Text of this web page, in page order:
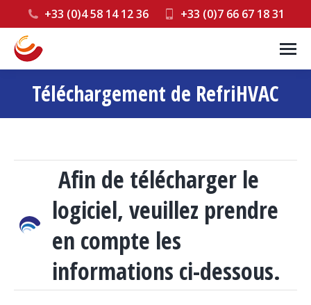
+33 (0)4 58 14 12 36 +33 (0)7 66 67 18 31
Téléchargement de RefriHVAC
Afin de télécharger le
logiciel, veuillez prendre
en compte les
informations ci-dessous.